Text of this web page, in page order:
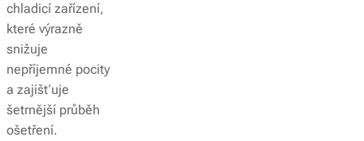
chladicí zařízení,
které výrazně
snižuje
nepříjemné pocity
a zajišťuje
šetrnější průběh
ošetření.